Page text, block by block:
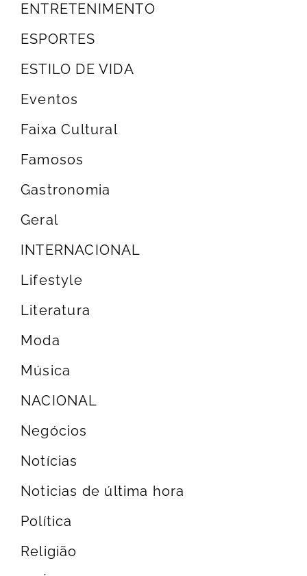
ENTRETENIMENTO
ESPORTES
ESTILO DE VIDA
Eventos
Faixa Cultural
Famosos
Gastronomia
Geral
INTERNACIONAL
Lifestyle
Literatura
Moda
Música
NACIONAL
Negócios
Notícias
Noticias de última hora
Política
Religião